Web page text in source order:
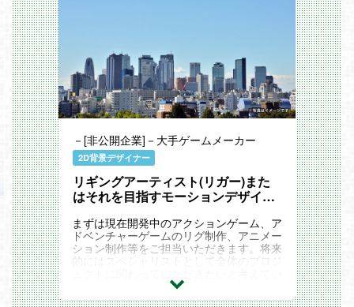
－[非公開企業]－大手ゲームメーカー
2D背景デザイナー
リギングアーティスト(リガー)また
はそれを目指すモーションデザイナ
まずは現在開発中のアクションゲーム、ア
ドベンチャーゲームのリグ制作、アニメー
ション制作等をご担当いただきます。将来
的にはスペシャリストとして全体のプロジ
ます。 【業務内容】 ・プラットフォー
ム： ...